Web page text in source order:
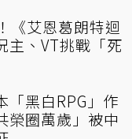
《艾恩葛朗特迴
主、VT挑戰「死
「黑白RPG」作
榮圈萬歲」被中